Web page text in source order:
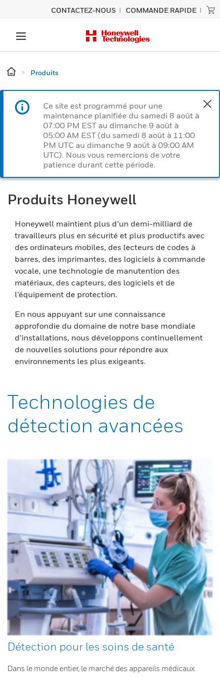
CONTACTEZ-NOUS COMMANDE RAPIDE
Produits
Ce site est programmé pour une
maintenance planifiée du samedi 8 août à
07:00 PM EST au dimanche 9 août à
05:00 AM EST (du samedi 8 août à 11:00
PM UTC au dimanche 9 août à 09:00 AM
UTC). Nous vous remercions de votre
patience durant cette période.
Produits Honeywell
Honeywell maintient plus d’un demi-milliard de
travailleurs plus en sécurité et plus productifs avec
des ordinateurs mobiles, des lecteurs de codes à
barres, des imprimantes, des logiciels à commande
vocale, une technologie de manutention des
matériaux, des capteurs, des logiciels et de
l’équipement de protection.
En nous appuyant sur une connaissance
approfondie du domaine de notre base mondiale
d’installations, nous développons continuellement
de nouvelles solutions pour répondre aux
environnements les plus exigeants.
Technologies de
détection avancées
Détection pour les soins de santé
Dans le monde entier, le marché des appareils médicaux